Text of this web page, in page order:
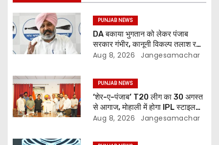
PUNJAB NEWS
DA बकाया भुगतान को लेकर पंजाब
सरकार गंभीर, कानूनी विकल्प तलाश रही:
वित्त मंत्री; 27 अगस्त की हड़ताल की
Aug 8, 2026 Jangesamachar
PUNJAB NEWS
‘शेर-ए-पंजाब’ T20 लीग का 30 अगस्त
से आगाज, मोहाली में होगा IPL स्टाइल
क्रिकेट का रोमांच
Aug 8, 2026 Jangesamachar